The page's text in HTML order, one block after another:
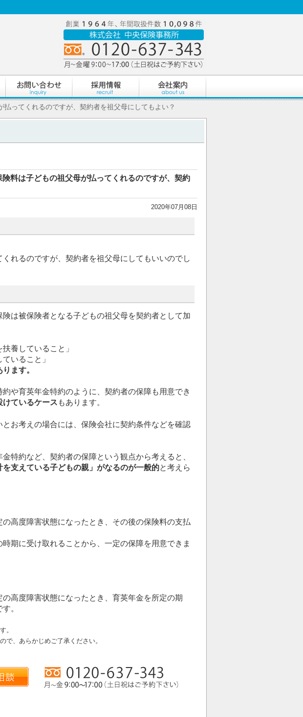
ってくれるのですが、契約者を祖父母にしてもよい？
料は子どもの祖父母が払ってくれるのですが、契約
2020年07月08日
れるのですが、契約者を祖父母にしてもいいのでし
は被保険者となる子どもの祖父母を契約者として加
養していること」
いること」
ます。
や育英年金特約のように、契約者の保障も用意でき
けているケース もあります。
お考えの場合には、保険会社に契約条件などを確認
特約など、契約者の保障という観点から考えると、
を支えている子どもの親」がなるのが一般的と考えら
高度障害状態になったとき、その後の保険料の支払
期に受け取れることから、一定の保障を用意できま
高度障害状態になったとき、育英年金を所定の期
。
。
で、あらかじめご了承ください。